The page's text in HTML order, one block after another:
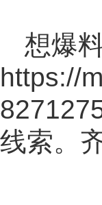
想爆
https://
线索。